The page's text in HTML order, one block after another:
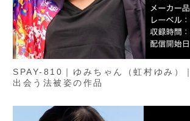
SPAY-810｜ゆみちゃん（虹村ゆみ）
出会う法被姿の作品